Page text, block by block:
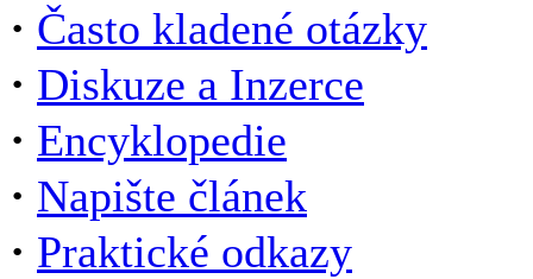
· Často kladené otázky
· Diskuze a Inzerce
· Encyklopedie
· Napište článek
· Praktické odkazy